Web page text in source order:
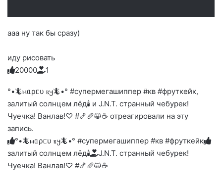
ааа ну так бы сразу)
иду рисовать
Голосуйте
вверх.
2
Нажмите
реакцию:
улыбаюсь
0
Нажмите
реакцию:
смеюсь
до
слез
0
Нажмите
реакцию:
печаль
0
Нажмите
реакцию:
плачу
0
Нажмите
благодарю
1
°•🦎ⲙᥲρᥴυ ⲃ𐔤🦎•° #супермегашиппер #кв #фруткейк,
залитый солнцем лёд🕯 и J.N.T. странный чебурек!
Чуечка! Ванлав!♡ #🍤🥖😺☕ отреагировали на эту
запись.
°•🦎ⲙᥲρᥴυ ⲃ𐔤🦎•° #супермегашиппер #кв #фруткейк
залитый солнцем лёд🕯
J.N.T. странный чебурек!
Чуечка! Ванлав!♡ #🍤🥖😺☕